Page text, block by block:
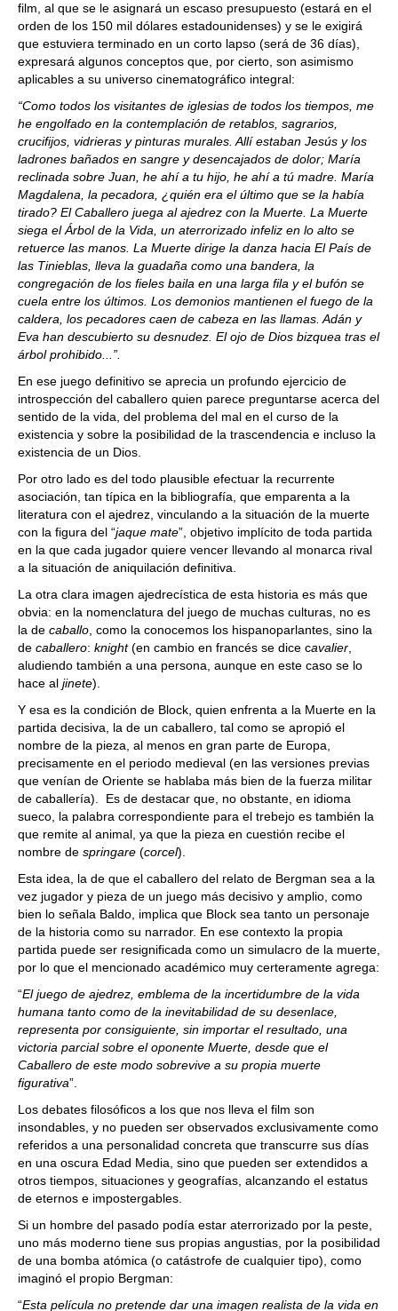
film, al que se le asignará un escaso presupuesto (estará en el
orden de los 150 mil dólares estadounidenses) y se le exigirá
que estuviera terminado en un corto lapso (será de 36 días),
expresará algunos conceptos que, por cierto, son asimismo
aplicables a su universo cinematográfico integral:
“Como todos los visitantes de iglesias de todos los tiempos, me
he engolfado en la contemplación de retablos, sagrarios,
crucifijos, vidrieras y pinturas murales. Allí estaban Jesús y los
ladrones bañados en sangre y desencajados de dolor; María
reclinada sobre Juan, he ahí a tu hijo, he ahí a tú madre. María
Magdalena, la pecadora, ¿quién era el último que se la había
tirado? El Caballero juega al ajedrez con la Muerte. La Muerte
siega el Árbol de la Vida, un aterrorizado infeliz en lo alto se
retuerce las manos. La Muerte dirige la danza hacia El País de
las Tinieblas, lleva la guadaña como una bandera, la
congregación de los fieles baila en una larga fila y el bufón se
cuela entre los últimos. Los demonios mantienen el fuego de la
caldera, los pecadores caen de cabeza en las llamas. Adán y
Eva han descubierto su desnudez. El ojo de Dios bizquea tras el
árbol prohibido...”.
En ese juego definitivo se aprecia un profundo ejercicio de
introspección del caballero quien parece preguntarse acerca del
sentido de la vida, del problema del mal en el curso de la
existencia y sobre la posibilidad de la trascendencia e incluso la
existencia de un Dios.
Por otro lado es del todo plausible efectuar la recurrente
asociación, tan típica en la bibliografía, que emparenta a la
literatura con el ajedrez, vinculando a la situación de la muerte
con la figura del “jaque mate”, objetivo implícito de toda partida
en la que cada jugador quiere vencer llevando al monarca rival
a la situación de aniquilación definitiva.
La otra clara imagen ajedrecística de esta historia es más que
obvia: en la nomenclatura del juego de muchas culturas, no es
la de caballo , como la conocemos los hispanoparlantes, sino la
de caballero: knight(en cambio en francés se dice cavalier
aludiendo también a una persona, aunque en este caso se lo
hace al jinete).
Y esa es la condición de Block, quien enfrenta a la Muerte en la
partida decisiva, la de un caballero, tal como se apropió el
nombre de la pieza, al menos en gran parte de Europa,
precisamente en el periodo medieval (en las versiones previas
que venían de Oriente se hablaba más bien de la fuerza militar
de caballería). Es de destacar que, no obstante, en idioma
sueco, la palabra correspondiente para el trebejo es también la
que remite al animal, ya que la pieza en cuestión recibe el
nombre de springare (corcel).
Esta idea, la de que el caballero del relato de Bergman sea a la
vez jugador y pieza de un juego más decisivo y amplio, como
bien lo señala Baldo, implica que Block sea tanto un personaje
de la historia como su narrador. En ese contexto la propia
partida puede ser resignificada como un simulacro de la muerte,
por lo que el mencionado académico muy certeramente agrega:
“El juego de ajedrez, emblema de la incertidumbre de la vida
humana tanto como de la inevitabilidad de su desenlace,
representa por consiguiente, sin importar el resultado, una
victoria parcial sobre el oponente Muerte, desde que el
Caballero de este modo sobrevive a su propia muerte
figurativa”.
Los debates filosóficos a los que nos lleva el film son
insondables, y no pueden ser observados exclusivamente como
referidos a una personalidad concreta que transcurre sus días
en una oscura Edad Media, sino que pueden ser extendidos a
otros tiempos, situaciones y geografías, alcanzando el estatus
de eternos e impostergables.
Si un hombre del pasado podía estar aterrorizado por la peste,
uno más moderno tiene sus propias angustias, por la posibilidad
de una bomba atómica (o catástrofe de cualquier tipo), como
imaginó el propio Bergman:
“Esta película no pretende dar una imagen realista de la vida en